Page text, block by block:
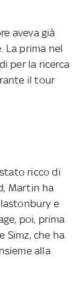
aveva già
La prima nel
per la ricerca
il tour
ricco di
Martin ha
e
poi, prima
Simz, che ha
alla